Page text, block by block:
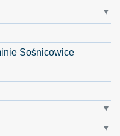
Sośnicowice